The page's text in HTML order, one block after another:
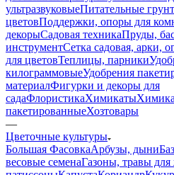
ультразвуковыеПитательные
цветовПоддержки, опоры для
декорыСадовая техникаПруды,
инструментСетка садовая, арки,
для цветовТеплицы, парники
килограммовыеУдобрения
материалФигурки и декоры для
садаФлористикаХимикаты
пакетированныеХозтовары
—
Цветочные культуры
Большая ФасовкаАрбузы, дыни
весовые семенаГазоны, травы